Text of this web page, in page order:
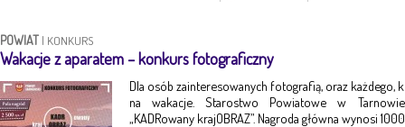
POWIAT | KONKURS
Wakacje z aparatem – konkurs fotograficzny
Dla osób zainteresowanych fotografią, oraz każdego,
na wakacje. Starostwo Powiatowe w
„KADRowany krajOBRAZ”. Nagroda główna wynosi 1000